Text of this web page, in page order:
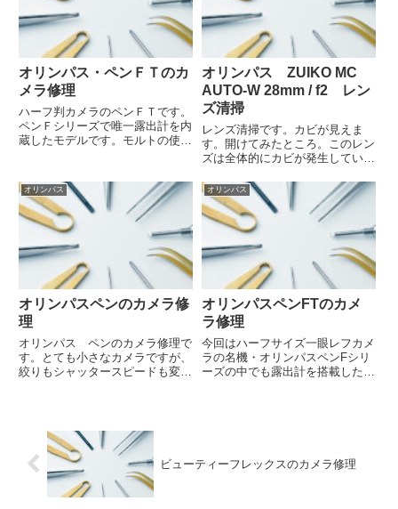
オリンパス・ペンＦＴのカ
メラ修理
ハーフ判カメラのペンＦＴです。
ペンＦシリーズで唯一露出計を内
蔵したモデルです。モルトの使用
オリンパス ZUIKO MC
AUTO-W 28mm / f2 レン
ズ清掃
レンズ清掃です。カビが見えま
す。開けてみたところ。このレン
ズは全体的にカビが発生していま
ができました。
オリンパス
オリンパスペンのカメラ修
理
オリンパス ペンのカメラ修理で
す。とても小さなカメラですが、
絞りもシャッタースピードも変更
はできるだけ叩き出して直しまし
た。このほか、ファインダー清
掃...
オリンパス
オリンパスペンFTのカメ
ラ修理
今回はハーフサイズ一眼レフカメ
ラの名機・オリンパスペンFシリ
ーズの中でも露出計を搭載したペ
パ...
ビューティーフレックスのカメラ修理